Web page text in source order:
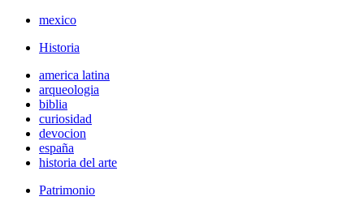
mexico
Historia
america latina
arqueologia
biblia
curiosidad
devocion
españa
historia del arte
Patrimonio